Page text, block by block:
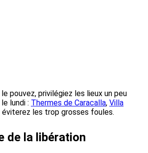
le pouvez, privilégiez les lieux un peu
lundi : Thermes de Caracalla, Villa
éviterez les trop grosses foules.
de la libération